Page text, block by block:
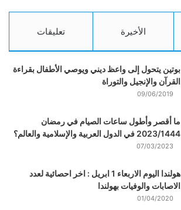
الأخيرة تعليقات
بوتين يتحول إلى واعظ ديني ويوصي الأطفال بقراءة
القرآن والإنجيل والتوراة
09/06/2019
ما أقصر وأطول ساعات الصيام في رمضان
2023/1444 في الدول العربية والإسلامية والعالم؟
07/03/2023
هولندا اليوم الاربعاء 1 ابريل : اخر احصائية لعدد
الاصابات والوفيات بهولندا
01/04/2020